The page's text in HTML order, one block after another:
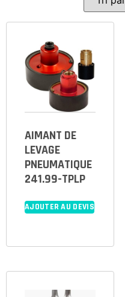
AIMANT DE
LEVAGE
PNEUMATIQUE
241.99-TPLP
AJOUTER AU DEVIS